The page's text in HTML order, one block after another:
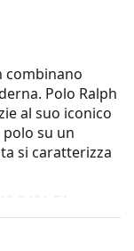
combinano
Polo Ralph
al suo iconico
su un
si caratterizza
9421 51